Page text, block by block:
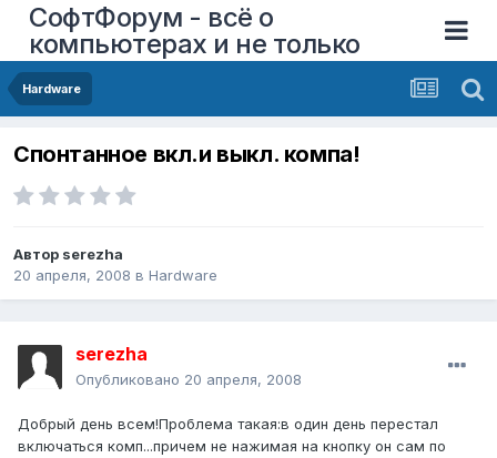
СофтФорум - всё о
компьютерах и не только
Hardware
Спонтанное вкл.и выкл. компа!
Автор serezha
20 апреля, 2008 в Hardware
serezha
Опубликовано 20 апреля, 2008
Добрый день всем!Проблема такая:в один день перестал
включаться комп...причем не нажимая на кнопку он сам по